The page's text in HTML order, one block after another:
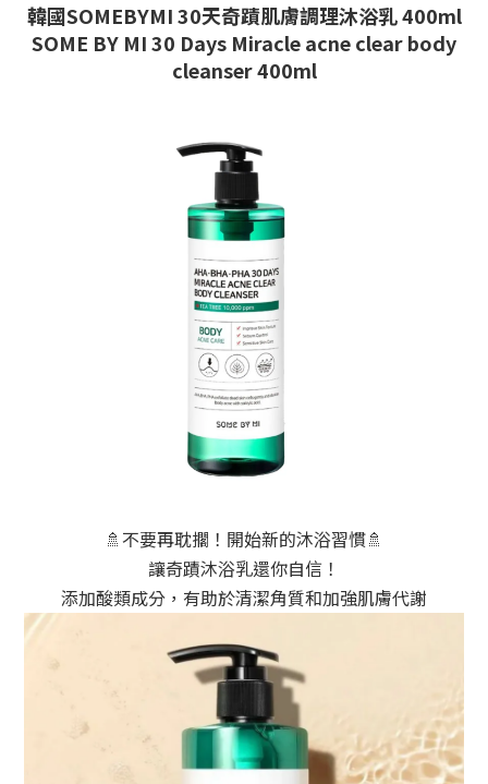
韓國SOMEBYMI 30天奇蹟肌膚調理沐浴乳 400ml
SOME BY MI 30 Days Miracle acne clear body
cleanser 400ml
🚿不要再耽擱！開始新的沐浴習慣🚿
讓奇蹟沐浴乳還你自信！
添加酸類成分，有助於清潔角質和加強肌膚代謝